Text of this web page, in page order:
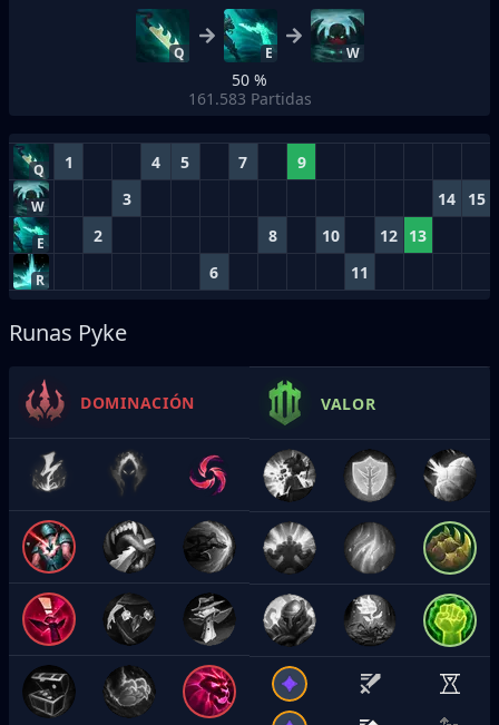
Q E W
50 %
161.583 Partidas
Q 1 4 5 7 9
W 3 14 15
E 2 8 10 12 13
R 6 11
Runas Pyke
DOMINACIÓN VALOR